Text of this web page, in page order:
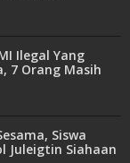
Ilegal Yang
7 Orang Masih
Siswa
Juleigtin Siahaan